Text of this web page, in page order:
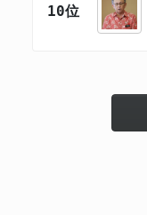
10位